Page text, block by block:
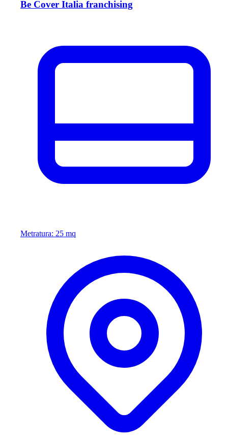
Be Cover Italia franchising
Metratura: 25 mq